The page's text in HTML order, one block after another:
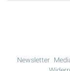
Newsletter